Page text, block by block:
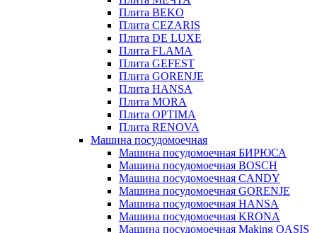
Плита BEKO
Плита CEZARIS
Плита DE LUXE
Плита FLAMA
Плита GEFEST
Плита GORENJE
Плита HANSA
Плита MORA
Плита OPTIMA
Плита RENOVA
Машина посудомоечная
Машина посудомоечная БИРЮСА
Машина посудомоечная BOSCH
Машина посудомоечная CANDY
Машина посудомоечная GORENJE
Машина посудомоечная HANSA
Машина посудомоечная KRONA
Машина посудомоечная Making OASIS